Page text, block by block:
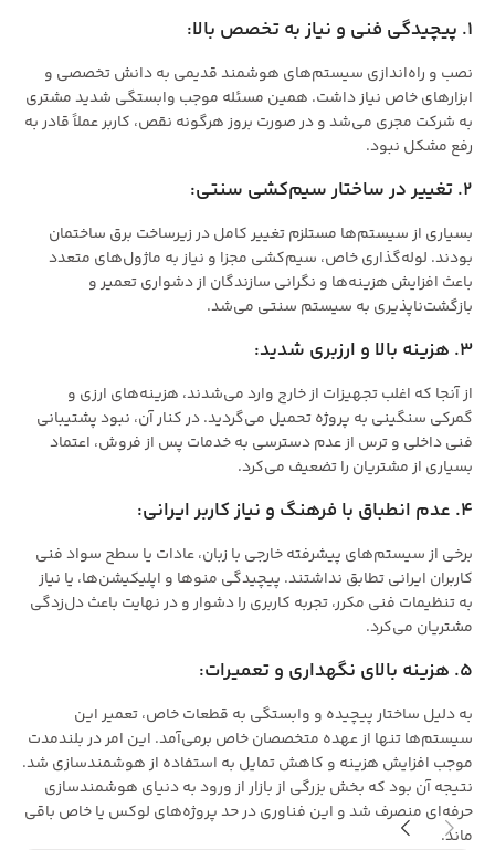
1. پیچیدگی فنی و نیاز به تخصص بالا:
نصب و راه‌اندازی سیستم‌های هوشمند قدیمی به دانش تخصصی و
ابزارهای خاص نیاز داشت. همین مسئله موجب وابستگی شدید مشتری
به شرکت مجری می‌شد و در صورت بروز هرگونه نقص، کاربر عملاً قادر به
رفع مشکل نبود.
2. تغییر در ساختار سیم‌کشی سنتی:
بسیاری از سیستم‌ها مستلزم تغییر کامل در زیرساخت برق ساختمان
بودند. لوله‌گذاری خاص، سیم‌کشی مجزا و نیاز به ماژول‌های متعدد
باعث افزایش هزینه‌ها و نگرانی سازندگان از دشواری تعمیر و
بازگشت‌ناپذیری به سیستم سنتی می‌شد.
3. هزینه بالا و ارزبری شدید:
از آنجا که اغلب تجهیزات از خارج وارد می‌شدند، هزینه‌های ارزی و
گمرکی سنگینی به پروژه تحمیل می‌گردید. در کنار آن، نبود پشتیبانی
فنی داخلی و ترس از عدم دسترسی به خدمات پس از فروش، اعتماد
بسیاری از مشتریان را تضعیف می‌کرد.
4. عدم انطباق با فرهنگ و نیاز کاربر ایرانی:
برخی از سیستم‌های پیشرفته خارجی با زبان، عادات یا سطح سواد فنی
کاربران ایرانی تطابق نداشتند. پیچیدگی منوها و اپلیکیشن‌ها، یا نیاز
به تنظیمات فنی مکرر، تجربه کاربری را دشوار و در نهایت باعث دل‌زدگی
مشتریان می‌کرد.
5. هزینه بالای نگهداری و تعمیرات:
به دلیل ساختار پیچیده و وابستگی به قطعات خاص، تعمیر این
سیستم‌ها تنها از عهده متخصصان خاص برمی‌آمد. این امر در بلندمدت
موجب افزایش هزینه و کاهش تمایل به استفاده از هوشمندسازی شد.
نتیجه آن بود که بخش بزرگی از بازار از ورود به دنیای هوشمندسازی
حرفه‌ای منصرف شد و این فناوری در حد پروژه‌های لوکس یا خاص باقی
ماند.